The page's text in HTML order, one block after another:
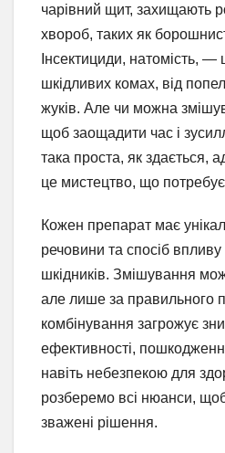
чарівний щит, захищають
хвороб, таких як
Інсектициди, натомість, —
шкідливих комах, від
жуків. Але чи можна
щоб заощадити час і
така проста, як здається,
це мистецтво, що потребує
Кожен препарат має
речовини та спосіб
шкідників. Змішування
але лише за правильного
комбінування загрожує
ефективності,
навіть небезпекою для
розберемо всі нюанси,
зважені рішення.